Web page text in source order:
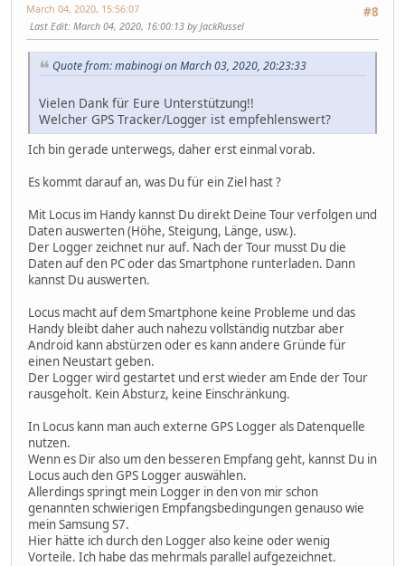
#8
March 04, 2020, 15:56:07
Last Edit: March 04, 2020, 16:00:13 by JackRussel
Quote from: mabinogi on March 03, 2020, 20:23:33
Vielen Dank für Eure Unterstützung!!
Welcher GPS Tracker/Logger ist empfehlenswert?
Ich bin gerade unterwegs, daher erst einmal vorab.
Es kommt darauf an, was Du für ein Ziel hast ?
Mit Locus im Handy kannst Du direkt Deine Tour verfolgen und
Daten auswerten (Höhe, Steigung, Länge, usw.).
Der Logger zeichnet nur auf. Nach der Tour musst Du die
Daten auf den PC oder das Smartphone runterladen. Dann
kannst Du auswerten.
Locus macht auf dem Smartphone keine Probleme und das
Handy bleibt daher auch nahezu vollständig nutzbar aber
Android kann abstürzen oder es kann andere Gründe für
einen Neustart geben.
Der Logger wird gestartet und erst wieder am Ende der Tour
rausgeholt. Kein Absturz, keine Einschränkung.
In Locus kann man auch externe GPS Logger als Datenquelle
nutzen.
Wenn es Dir also um den besseren Empfang geht, kannst Du in
Locus auch den GPS Logger auswählen.
Allerdings springt mein Logger in den von mir schon
genannten schwierigen Empfangsbedingungen genauso wie
mein Samsung S7.
Hier hätte ich durch den Logger also keine oder wenig
Vorteile. Ich habe das mehrmals parallel aufgezeichnet.